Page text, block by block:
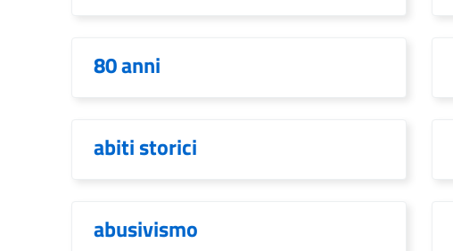
80 anni
abiti storici
abusivismo